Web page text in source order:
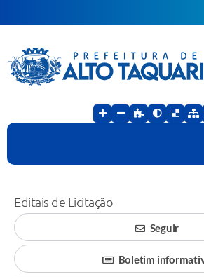
Editais de Licitação
Seguir
Boletim